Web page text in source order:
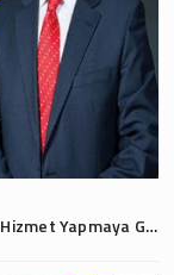
Başkan Karadağ “Biz Siyaset Yapmaya Değil, Hizmet Yapmaya Geldik”